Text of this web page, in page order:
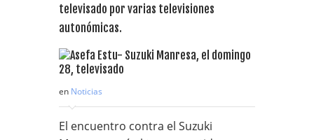
televisado por varias televisiones
autonómicas.
en Noticias
El encuentro contra el Suzuki